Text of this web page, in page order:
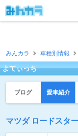
みんカラ 車種別情報
よてぃっち
ブログ 愛車紹介
マツダ ロードスター